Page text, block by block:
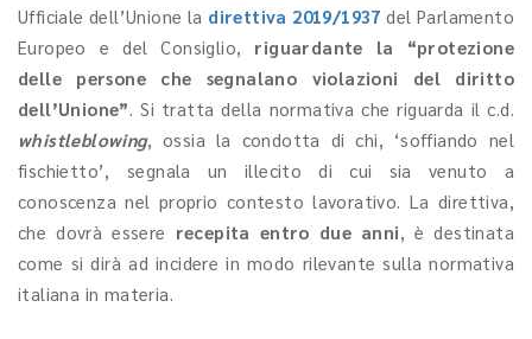
Ufficiale dell’Unione la direttiva 2019/1937 del Parlamento
Europeo e del Consiglio, riguardante la “protezione
delle persone che segnalano violazioni del diritto
dell’Unione”. Si tratta della normativa che riguarda il c.d.
whistleblowing, ossia la condotta di chi, ‘soffiando nel
fischietto’, segnala un illecito di cui sia venuto a
conoscenza nel proprio contesto lavorativo. La direttiva,
che dovrà essere recepita entro due anni, è destinata
come si dirà ad incidere in modo rilevante sulla normativa
italiana in materia.